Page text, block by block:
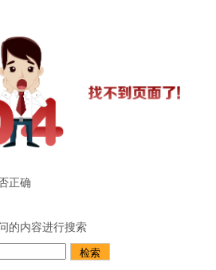
正确
的内容进行搜索